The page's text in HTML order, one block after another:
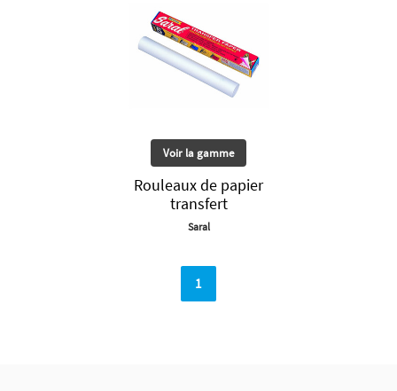
Voir la gamme
Rouleaux de papier
transfert
Saral
1